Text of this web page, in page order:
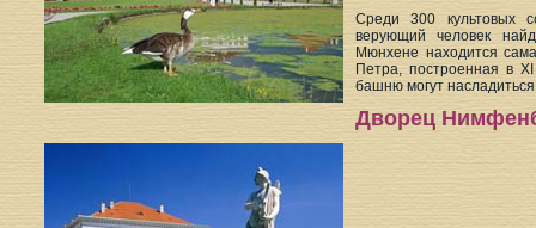
Среди 300 культовых
верующий человек
Мюнхене находится
Петра, построенная в
башню могут
Дворец